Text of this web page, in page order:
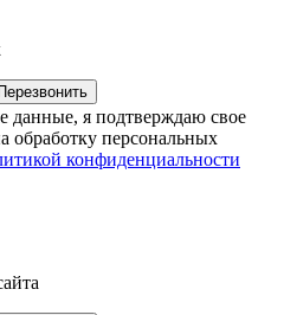
Перезвонить
данные, я подтверждаю свое
обработку персональных
конфиденциальности